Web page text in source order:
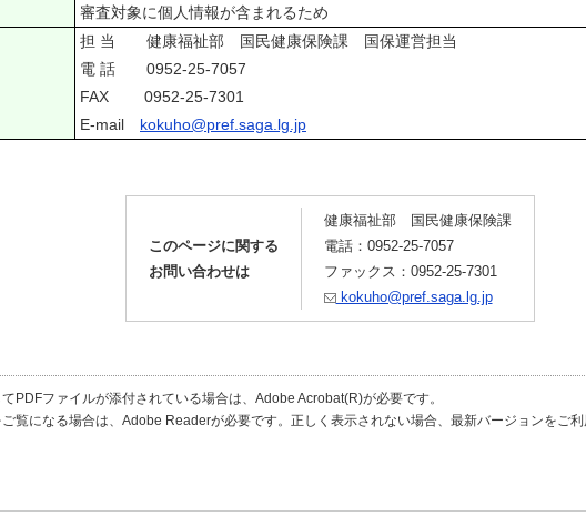
審査対象に個人情報が含まれるため
担 当 健康福祉部 国民健康保険課 国保運営担当
電 話 0952-25-7057
FAX 0952-25-7301
E-mail kokuho@pref.saga.lg.jp
このページに関する
お問い合わせは
健康福祉部 国民健康保険課
電話：0952-25-7057
ファックス：0952-25-7301
kokuho@pref.saga.lg.jp
PDFファイルが添付されている場合は、Adobe Acrobat(R)が必要です。
ご覧になる場合は、Adobe Readerが必要です。正しく表示されない場合、最新バージョンをご利